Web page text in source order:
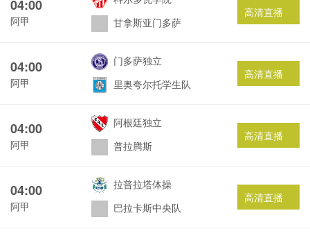
04:00
阿甲
甘拿斯亚门多萨
高清直播
04:00
阿甲
门多萨独立
里奥夸尔托学生队
高清直播
04:00
阿甲
阿根廷独立
普拉腾斯
高清直播
04:00
阿甲
拉普拉塔体操
巴拉卡斯中央队
高清直播